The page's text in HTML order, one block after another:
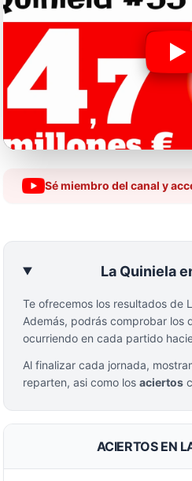
Sé miembro del canal y
La Quiniela
Te ofrecemos los resultados de
Además, podrás comprobar los
ocurriendo en cada partido
Al finalizar cada jornada,
reparten, asi como los aciertos
ACIERTOS EN